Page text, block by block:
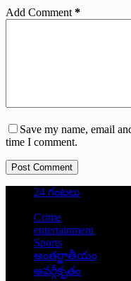
Add Comment*
Save my name, email
time I comment.
Post Comment
24 గంటలు
Crime
entertainment
Sports
అంతర్జాతీయం
అవర్గీకృతం